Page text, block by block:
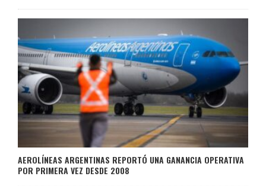
AEROLÍNEAS ARGENTINAS REPORTÓ UNA GANANCIA OPERATIVA
POR PRIMERA VEZ DESDE 2008